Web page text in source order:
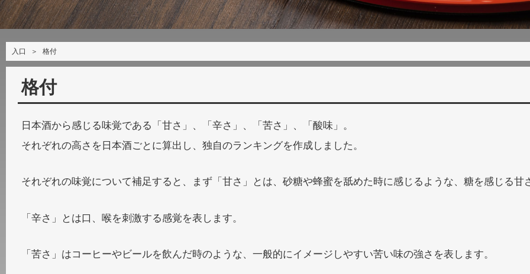
入口 ＞ 格付
格付
日本酒から感じる味覚である「甘さ」、「辛さ」、「苦さ」、「酸味」。
それぞれの高さを日本酒ごとに算出し、独自のランキングを作成しました。
それぞれの味覚について補足すると、まず「甘さ」とは、砂糖や蜂蜜を舐めた時に感じるような、糖を感じる甘
「辛さ」とは口、喉を刺激する感覚を表します。
「苦さ」はコーヒーやビールを飲んだ時のような、一般的にイメージしやすい苦い味の強さを表します。